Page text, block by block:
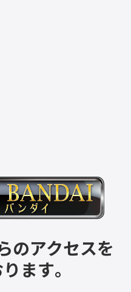
のアクセスを
ます。